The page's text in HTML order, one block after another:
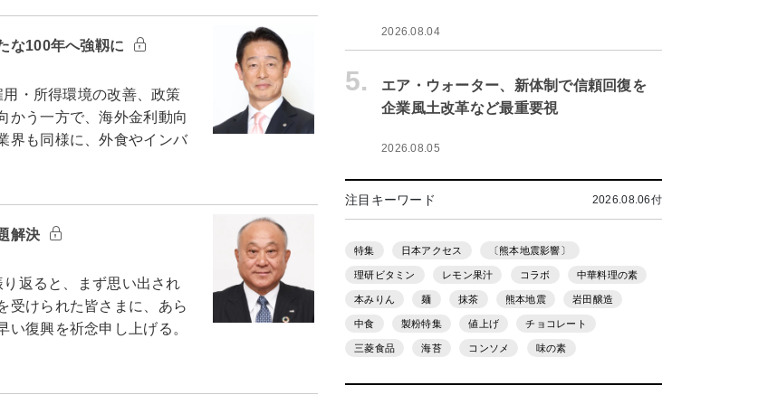
な100年へ強靱に
・所得環境の改善、政策
かう一方で、海外金利動向
界も同様に、外食やインバ
解決
返ると、まず思い出され
受けられた皆さまに、あら
復興を祈念申し上げる。
2026.08.04
5.
エア・ウォーター、新体制で信頼回復を
企業風土改革など最重要視
2026.08.05
注目キーワード 2026.08.06付
特集 日本アクセス 〔熊本地震影響〕
理研ビタミン レモン果汁 コラボ 中華料理の素
本みりん 麺 抹茶 熊本地震 岩田醸造
中食 製粉特集 値上げ チョコレート
三菱食品 海苔 コンソメ 味の素